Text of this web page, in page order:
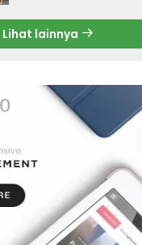
Gratis
Lihat lainnya